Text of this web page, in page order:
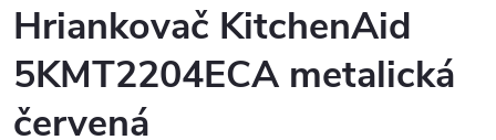
Hriankovač KitchenAid
5KMT2204ECA metalická
červená